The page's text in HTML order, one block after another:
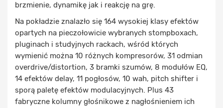
brzmienie, dynamikę jak i reakcję na grę.
Na pokładzie znalazło się 164 wysokiej klasy efektów
opartych na pieczołowicie wybranych stompboxach,
pluginach i studyjnych rackach, wśród których
wymienić można 10 różnych kompresorów, 31 odmian
overdrive/distortion, 3 bramki szumów, 8 modułów EQ,
14 efektów delay, 11 pogłosów, 10 wah, pitch shifter i
sporą paletę efektów modulacyjnych. Plus 43
fabryczne kolumny głośnikowe z nagłośnieniem ich